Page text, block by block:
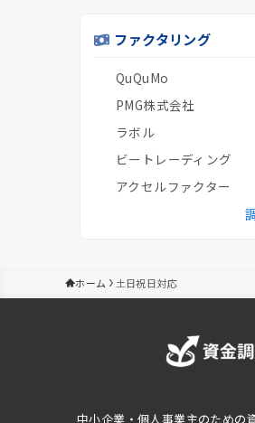
ファクタリング
QuQuMo
PMG株式会社
ラボル
ビートレーディング
アクセルファクター
ホーム 土日祝日対応
中小企業・個人事業主のための